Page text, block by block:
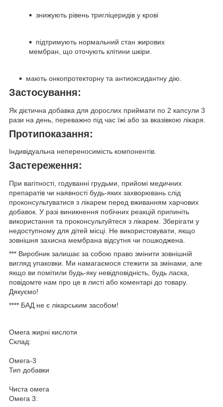
знижують рівень тригліцеридів у крові
підтримують нормальний стан жирових
мембран, що оточують клітини шкіри.
мають онкопротекторну та антиоксидантну дію.
Застосування:
Як дієтична добавка для дорослих приймати по 2 капсули 3
рази на день, переважно під час їжі або за вказівкою лікаря.
Протипоказання:
Індивідуальна непереносимість компонентів.
Застереження:
При вагітності, годуванні грудьми, прийомі медичних
препаратів чи наявності будь-яких захворювань слід
проконсультуватися з лікарем перед вживанням харчових
добавок. У разі виникнення побічних реакцій припиніть
використання та проконсультуйтеся з лікарем. Зберігати у
недоступному для дітей місці. Не використовувати, якщо
зовнішня захисна мембрана відсутня чи пошкоджена.
*** Виробник залишає за собою право змінити зовнішній
вигляд упаковки. Ми намагаємося стежити за змінами, але
якщо ви помітили будь-яку невідповідність, будь ласка,
повідомте нам про це в листі або коментарі до товару.
Дякуємо!
**** БАД не є лікарським засобом!
Омега жирні кислоти
Склад:
Омега-3
Тип добавки
Чиста омега
Омега 3: